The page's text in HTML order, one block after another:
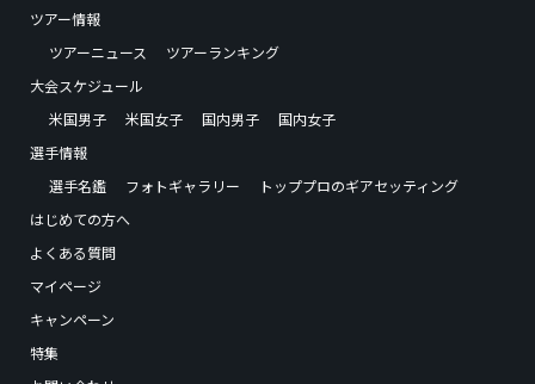
ツアー情報
ツアーニュース
ツアーランキング
大会スケジュール
米国男子
米国女子 国内男子
国内女子
選手情報
選手名鑑
フォトギャラリー
トッププロのギアセッティング
はじめての方へ
よくある質問
マイページ
キャンペーン
特集